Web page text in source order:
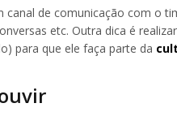
canal de comunicação com o
etc. Outra dica é
para que ele faça parte da